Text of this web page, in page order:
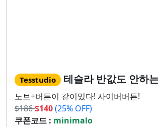
Tesstudio 테슬라 반값도 안하
노브+버튼이 같이있다! 사이버버튼!
$186$140(25% OFF)
쿠폰코드 : minimalo